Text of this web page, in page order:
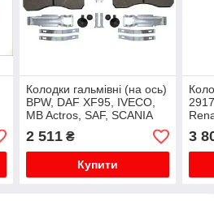
Колодки гальмівні (на ось)
BPW, DAF XF95, IVECO,
MB Actros, SAF, SCANIA
2 511₴
Купити
3